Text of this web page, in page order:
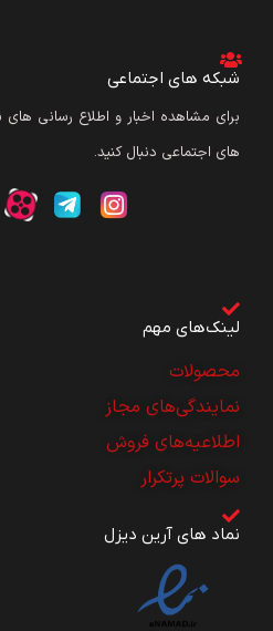
شبکه های اجتماعی
برای مشاهده اخبار و اطلاع رسانی
های اجتماعی دنبال کنید.
لینک‌های مهم
محصولات
نمایندگی‌های مجاز
اطلاعیه‌های فروش
سوالات پرتکرار
نماد های آرین دیزل